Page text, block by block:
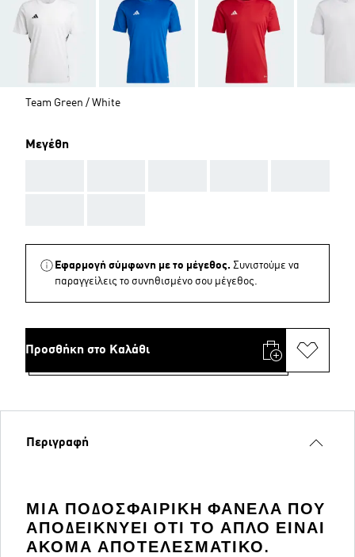
Team Green / White
Μεγέθη
Εφαρμογή σύμφωνη με το μέγεθος. Συνιστούμε να
παραγγείλεις το συνηθισμένο σου μέγεθος.
Προσθήκη στο Καλάθι
Περιγραφή
ΜΙΑ ΠΟΔΟΣΦΑΙΡΙΚΉ ΦΑΝΈΛΑ ΠΟΥ
ΑΠΟΔΕΙΚΝΎΕΙ ΌΤΙ ΤΟ ΑΠΛΌ ΕΊΝΑΙ
ΑΚΌΜΑ ΑΠΟΤΕΛΕΣΜΑΤΙΚΌ.